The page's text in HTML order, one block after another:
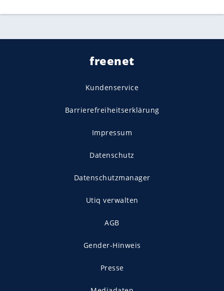
freenet
Kundenservice
Barrierefreiheitserklärung
Impressum
Datenschutz
Datenschutzmanager
Utiq verwalten
AGB
Gender-Hinweis
Presse